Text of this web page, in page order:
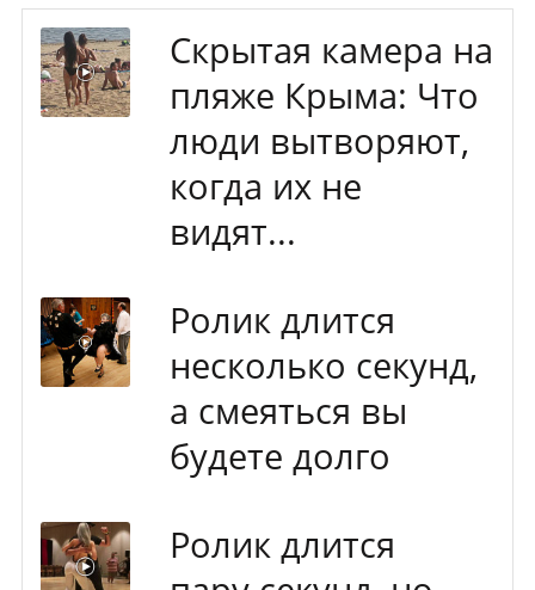
Скрытая камера на
пляже Крыма: Что
люди вытворяют,
когда их не
видят...
Ролик длится
несколько секунд,
а смеяться вы
будете долго
Ролик длится